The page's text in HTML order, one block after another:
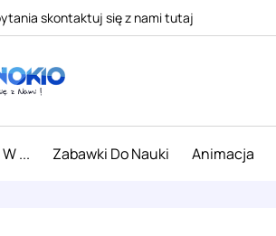
skontaktuj się z nami tutaj
... Zabawki Do Nauki Animacja